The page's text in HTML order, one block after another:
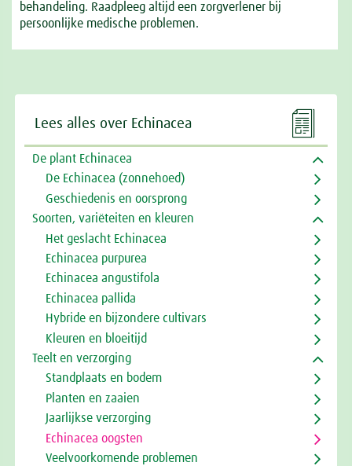
behandeling. Raadpleeg altijd een zorgverlener bij
persoonlijke medische problemen.

Lees alles over Echinacea
De plant Echinacea
De Echinacea (zonnehoed)
Geschiedenis en oorsprong
Soorten, variëteiten en kleuren
Het geslacht Echinacea
Echinacea purpurea
Echinacea angustifola
Echinacea pallida
Hybride en bijzondere cultivars
Kleuren en bloeitijd
Teelt en verzorging
Standplaats en bodem
Planten en zaaien
Jaarlijkse verzorging
Echinacea oogsten
Veelvoorkomende problemen